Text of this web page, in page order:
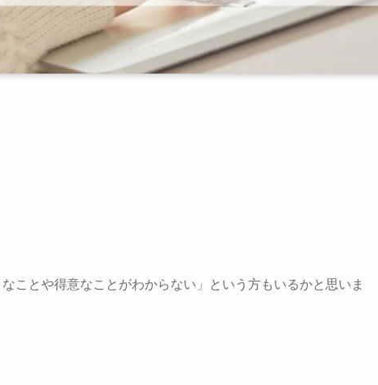
ことや得意なことがわからない」という方もいるかと思いま